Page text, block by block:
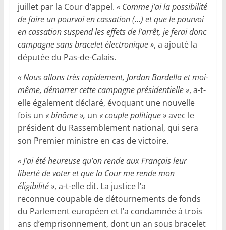
juillet par la Cour d’appel. « Comme j’ai la possibilité
de faire un pourvoi en cassation (…) et que le pourvoi
en cassation suspend les effets de l’arrêt, je ferai donc
campagne sans bracelet électronique », a ajouté la
députée du Pas-de-Calais.
« Nous allons très rapidement, Jordan Bardella et moi-
même, démarrer cette campagne présidentielle », a-t-
elle également déclaré, évoquant une nouvelle
fois un « binôme », un « couple politique »avec le
président du Rassemblement national, qui sera
son Premier ministre en cas de victoire.
« J’ai été heureuse qu’on rende aux Français leur
liberté de voter et que la Cour me rende mon
éligibilité », a-t-elle dit. La justice l’a
reconnue coupable de détournements de fonds
du Parlement européen et l’a condamnée à trois
ans d’emprisonnement, dont un an sous bracelet